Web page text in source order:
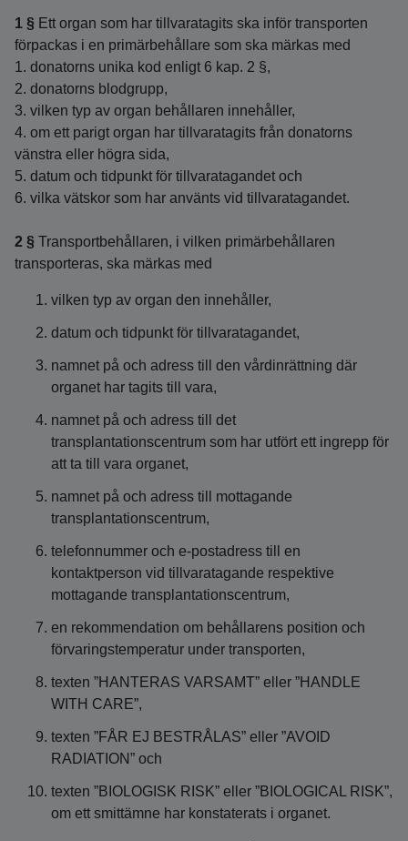
1 § Ett organ som har tillvaratagits ska inför transporten
förpackas i en primärbehållare som ska märkas med
1. donatorns unika kod enligt 6 kap. 2 §,
2. donatorns blodgrupp,
3. vilken typ av organ behållaren innehåller,
4. om ett parigt organ har tillvaratagits från donatorns
vänstra eller högra sida,
5. datum och tidpunkt för tillvaratagandet och
6. vilka vätskor som har använts vid tillvaratagandet.
2 § Transportbehållaren, i vilken primärbehållaren
transporteras, ska märkas med
vilken typ av organ den innehåller,
datum och tidpunkt för tillvaratagandet,
namnet på och adress till den vårdinrättning där
organet har tagits till vara,
namnet på och adress till det
transplantationscentrum som har utfört ett ingrepp för
att ta till vara organet,
namnet på och adress till mottagande
transplantationscentrum,
telefonnummer och e-postadress till en
kontaktperson vid tillvaratagande respektive
mottagande transplantationscentrum,
en rekommendation om behållarens position och
förvaringstemperatur under transporten,
texten ”HANTERAS VARSAMT” eller ”HANDLE
WITH CARE”,
texten ”FÅR EJ BESTRÅLAS” eller ”AVOID
RADIATION” och
texten ”BIOLOGISK RISK” eller ”BIOLOGICAL RISK”,
om ett smittämne har konstaterats i organet.